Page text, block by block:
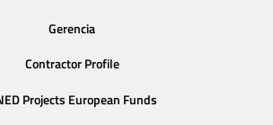
Gerencia
Contractor Profile
Projects European Funds